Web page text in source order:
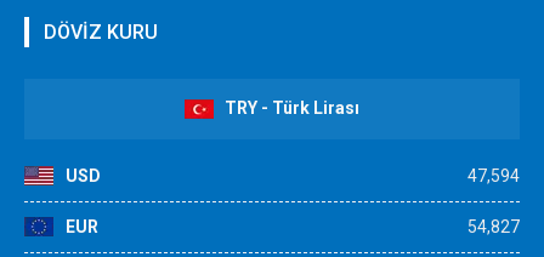
DÖVİZ KURU
TRY - Türk Lirası
USD 47,594
EUR 54,827